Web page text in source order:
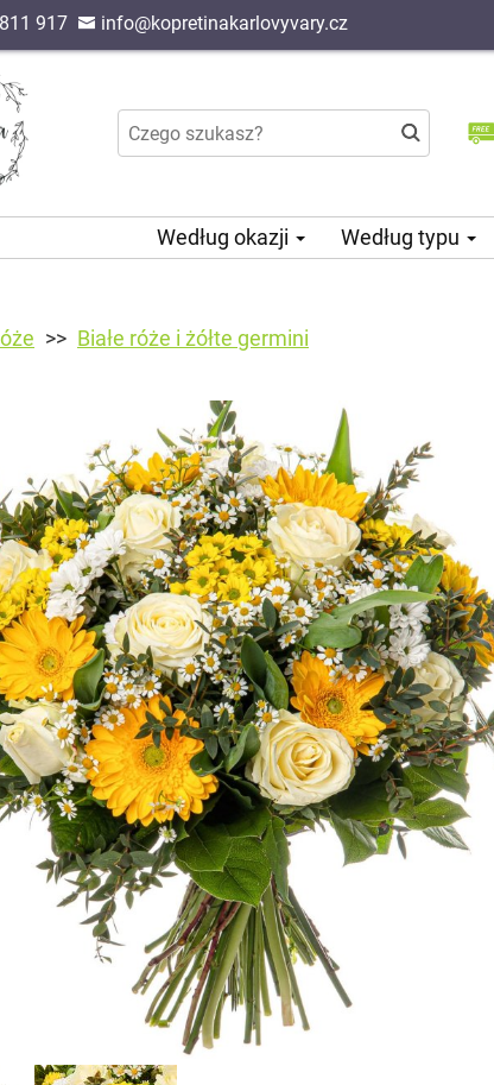
917 info@kopretinakarlovyvary.cz
Według okazji Według typu
Białe róże i żółte germini